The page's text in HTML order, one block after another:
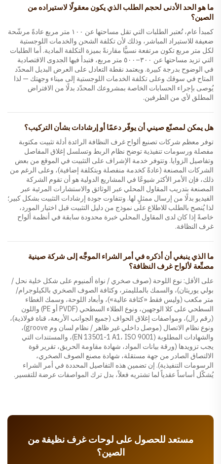
ما هو الحد الأدنى لحجم الطلب الذي يكون معقولًا لاستيراده من
الصين؟
كمبدأ عام، تُعتبر الطلبات التي تقل مساحتها عن ١٠٠ متر مربع عادةً مرشّحة
ضعيفة للاستيراد المباشر، وذلك لأن تكلفة الشحن والخدمات اللوجستية
لكل متر مربع تكون مرتفعة نسبيًّا مقارنةً بميزة التكلفة المادية. أما الطلبات
التي تزيد مساحتها عن ٣٠٠–٥٠٠ متر مربع، فتبدأ فيها الجدوى الاقتصادية
في الوضوح بدرجة كبيرة. ويعتمد نقطة التعادل على العرض البديل المحدّد
المتاح في سوقك وعلى تكلفة الخدمات اللوجستية إلى ميناء وجهتك — لذا
يُوصى بإجراء الحسابات الخاصة بمشروعك المحدّد بدلًا من الافتراض
المطلق لأي من الطرفين.
هل يمكن لمصنّع صيني أن يوفّر دعمًا أو إرشادات بشأن التركيب؟
توفر معظم شركات تصنيع ألواح غرف النظافة الرائدة أدلة تثبيت مكتوبة
مفصلة ورسومات تنفيذية توضح نظام الربط وتسلسل إغلاق المفاصل
وتفاصيل الزوايا. وتتوفر خدمة الإشراف على التثبيت في الموقع من بعض
الشركات المصنعة (عادةً كخدمة منفصلة وبتكلفة إضافية)، وعلى الرغم من
ذلك، فإن الأمر الأكثر شيوعًا في المشاريع الدولية هو أن تقوم الشركة
المصنعة بتدريب المقاول المحلي عبر الوثائق والاستشارات المرئية عبر
الفيديو بدلًا من إرسال ممثلٍ لها. وتتفاوت جودة إرشادات التثبيت بشكل كبير؛
لذا يُنصح بالطلب للاطلاع على نموذج من دليل التثبيت قبل اختيار المورد،
خاصةً إذا كان لدى المقاول المحلي خبرة محدودة سابقة في أنظمة ألواح
غرف النظافة.
ما الذي ينبغي أن أذكره في أمر الشراء الموجَّه إلى شركة صينية
مصنِّعة لألواح غرف النظافة؟
على الأقل: نوع اللوحة (صوف صخري / نواة ألمنيوم على شكل خلية نحل /
بولي يوريثان)، والسمك بالملليمتر، وكثافة الصوف الصخري بالكيلوجرام/
متر مكعب (وليس فقط «كثافة عالية»)، وأبعاد اللوحة، وسمك الغطاء
السطحي على كلا الوجهين، ونوع الطلاء السطحي (PVDF أو PE) واللون
(رقم رال)، ومواصفات إغلاق الحواف (جميع الجوانب الأربعة، قناة فولاذية)،
ونوع نظام الاتصال (موصل داخلي غير ظاهر / نظام لسان وم groove)،
والشهادات المطلوبة (EN 13501-1 A1، ISO 9001)، والمستندات التي
يجب تزويدها (ورقة بيانات المواد، شهادة مقاومة الحريق، تقرير قوة
الالتصاق الصادر من جهة مستقلة، شهادة مصنع الصوف الصخري،
الرسومات التنفيذية). إن تضمين هذه التفاصيل المحددة في أمر الشراء
يُشكّل أساساً عقدياً لما تشتريه فعلاً، بدل ترك المواصفات عرضة للتفسير.
مستعد للحصول على لوحات غرف نظيفة من
الصين؟